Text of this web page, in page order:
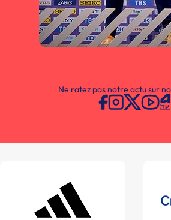
Ne ratez pas notre actu sur